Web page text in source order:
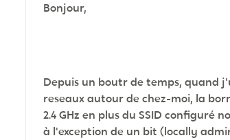
Bonjour,
Depuis un boutr de temps, quand
reseaux autour de chez-moi, la
2.4 GHz en plus du SSID configuré
à l'exception de un bit (locally